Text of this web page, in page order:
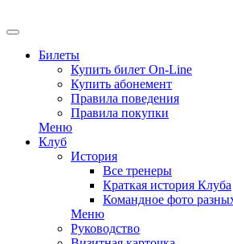
Билеты
Купить билет On-Line
Купить абонемент
Правила поведения
Правила покупки
Меню
Клуб
История
Все тренеры
Краткая история Клуба
Командное фото
Меню
Руководство